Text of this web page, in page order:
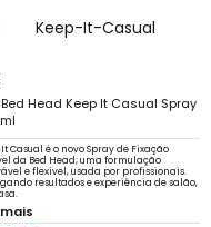
Bed Head Keep It Casual Spray
It Casual é o novo Spray de Fixação
da Bed Head; uma formulação
e flexível, usada por profissionais.
resultados e experiência de salão,